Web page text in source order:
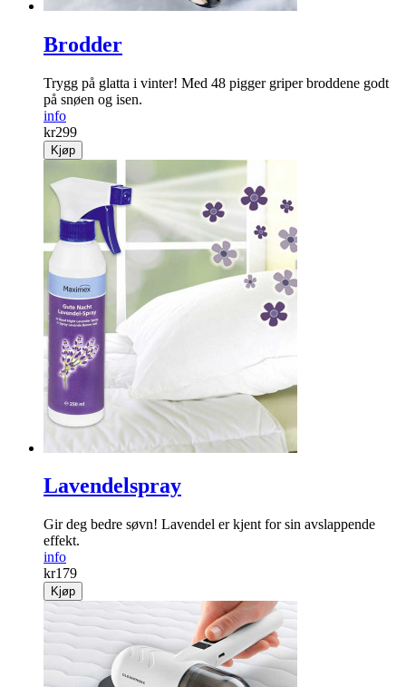
Brodder
Trygg på glatta i vinter! Med 48 pigger griper broddene godt
på snøen og isen.
info
kr299
Kjøp
Lavendelspray
Gir deg bedre søvn! Lavendel er kjent for sin avslappende
effekt.
info
kr179
Kjøp